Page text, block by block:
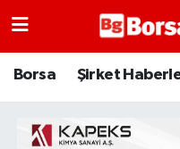
Borsa Şirket
Borsa